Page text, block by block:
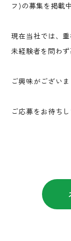
フ)の募集を掲載
現在当社では、
未経験者を問わ
ご興味がござい
ご応募をお待ちし